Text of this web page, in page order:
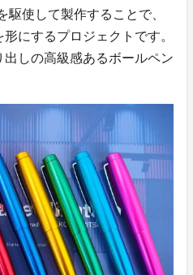
使して製作することで、
にするプロジェクトです。
しの高級感あるボールペン